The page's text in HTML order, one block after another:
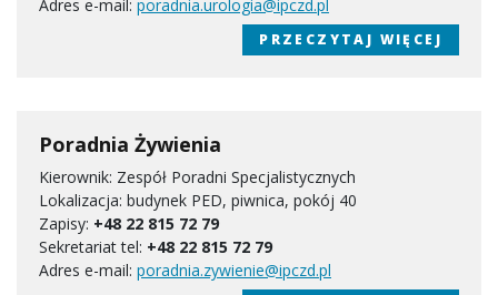
Adres e-mail: poradnia.urologia@ipczd.pl
PRZECZYTAJ WIĘCEJ
Poradnia Żywienia
Kierownik: Zespół Poradni Specjalistycznych
Lokalizacja: budynek PED, piwnica, pokój 40
Zapisy: +48 22 815 72 79
Sekretariat tel: +48 22 815 72 79
Adres e-mail: poradnia.zywienie@ipczd.pl